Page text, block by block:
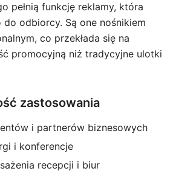
pełnią funkcję reklamy, która
odbiorcy. Są one nośnikiem
co przekłada się na
promocyjną niż tradycyjne ulotki
zastosowania
i partnerów biznesowych
i konferencje
recepcji i biur